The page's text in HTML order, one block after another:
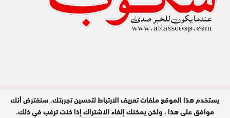
مدير النشر : عبد الله عزي / جميع الحقوق
محفوظة © 2026
يستخدم هذا الموقع ملفات تعريف الارتباط لتحسين تجربتك. سنفترض أنك
موافق على هذا ، ولكن يمكنك إلغاء الاشتراك إذا كنت ترغب في ذلك.